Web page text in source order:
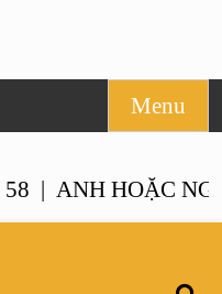
Menu
ANH HOẶC NGƯỜI